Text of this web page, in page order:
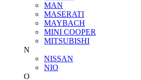
MAN
MASERATI
MAYBACH
MINI COOPER
MITSUBISHI
N
NISSAN
NIO
O